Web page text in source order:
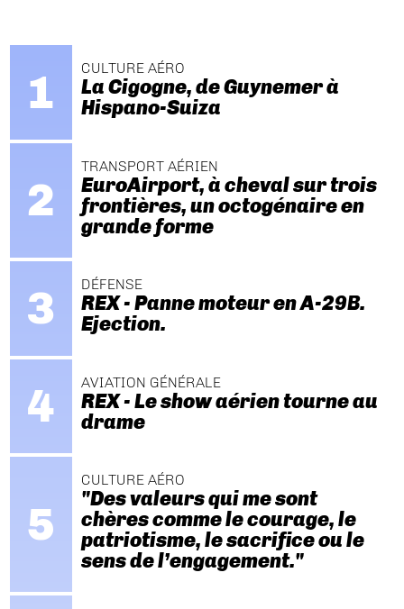
CULTURE AÉRO
La Cigogne, de Guynemer à
Hispano-Suiza
TRANSPORT AÉRIEN
EuroAirport, à cheval sur trois
frontières, un octogénaire en
grande forme
DÉFENSE
REX - Panne moteur en A-29B.
Ejection.
AVIATION GÉNÉRALE
REX - Le show aérien tourne au
drame
CULTURE AÉRO
"Des valeurs qui me sont
chères comme le courage, le
patriotisme, le sacrifice ou le
sens de l’engagement."